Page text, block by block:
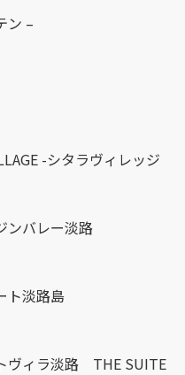
ン –
-シタラヴィレッジ
ンバレー淡路
ト淡路島
ヴィラ淡路 THE SUITE